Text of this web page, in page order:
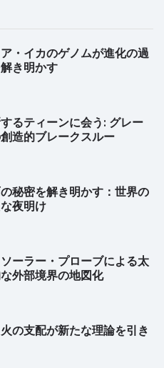
・イカのゲノムが進化の過
き明かす
るティーンに会う: グレー
造的ブレークスルー
秘密を解き明かす：世界の
夜明け
ーラー・プローブによる太
外部境界の地図化
の支配が新たな理論を引き